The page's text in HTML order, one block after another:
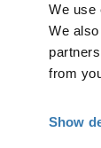
We use
We
from
Show
oikeudet